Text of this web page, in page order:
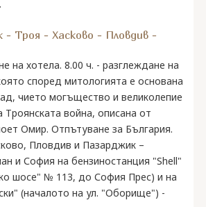
- Троя - Хасково - Пловдив -
на хотела. 8.00 ч. - разглеждане на
според митологията е основана
чието могъщество и великолепие
Троянската война, описана от
Омир. Отпътуване за България.
Пловдив и Пазарджик –
и София на бензиностанция "Shell"
шосе" № 113, до София Прес) и на
(началото на ул. "Оборище") -